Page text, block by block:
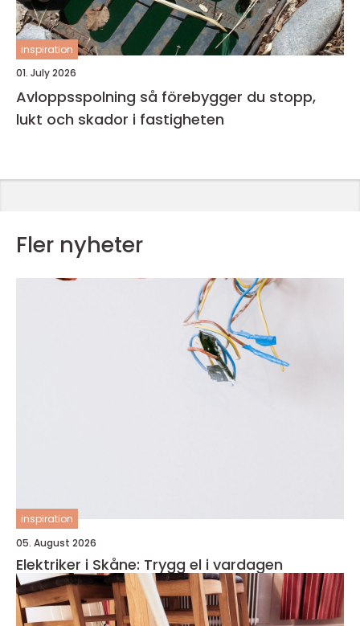
inspiration
01. July 2026
Avloppsspolning så förebygger du stopp,
lukt och skador i fastigheten
Fler nyheter
inspiration
05. August 2026
Elektriker i Skåne: Trygg el i vardagen